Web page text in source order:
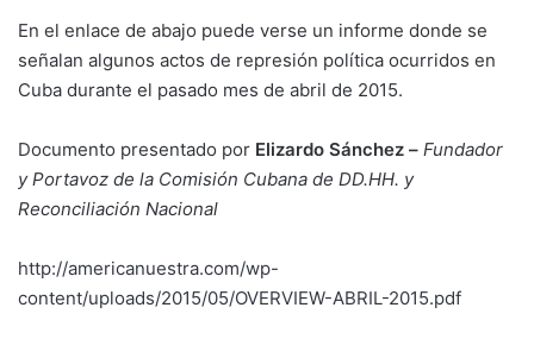
En el enlace de abajo puede verse un informe donde se
señalan algunos actos de represión política ocurridos en
Cuba durante el pasado mes de abril de 2015.
Documento presentado por Elizardo Sánchez – Fundador
y Portavoz de la Comisión Cubana de DD.HH. y
Reconciliación Nacional
http://americanuestra.com/wp-
content/uploads/2015/05/OVERVIEW-ABRIL-2015.pdf